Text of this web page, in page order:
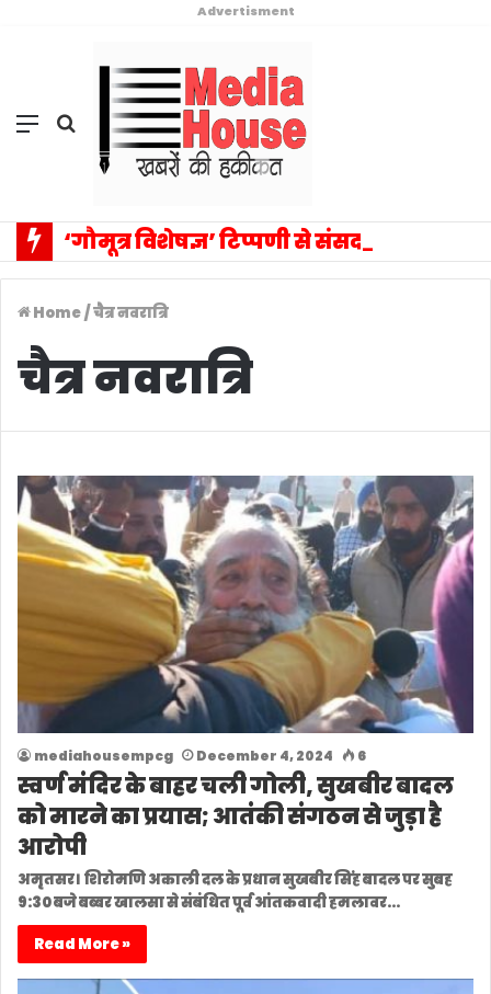
Advertisment
Menu Search
for
Home/चैत्र नवरात्रि
चैत्र नवरात्रि
mediahousempcg December 4, 2024 6
स्वर्ण मंदिर के बाहर चली गोली, सुखबीर बादल
को मारने का प्रयास; आतंकी संगठन से जुड़ा है
आरोपी
अमृतसर। शिरोमणि अकाली दल के प्रधान सुखबीर सिंह बादल पर सुबह
9:30 बजे बब्बर खालसा से संबंधित पूर्व आंतकवादी हमलावर…
Read More »